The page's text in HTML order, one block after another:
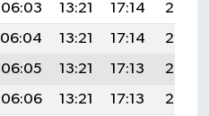
06:03 13:21 17:14
20:30
06:04 13:21 17:14
20:28
06:05 13:21 17:13
20:27
06:06 13:21 17:13
20:26